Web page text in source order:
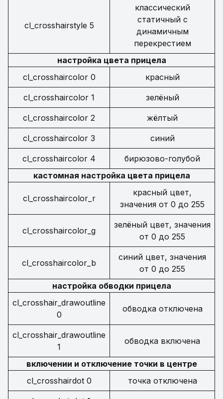
cl_crosshairstyle 5
классический
статичный с
динамичным
перекрестием
настройка цвета прицела
cl_crosshaircolor 0
красный
cl_crosshaircolor 1 зелёный
cl_crosshaircolor 2 жёлтый
cl_crosshaircolor 3 синий
cl_crosshaircolor 4
бирюзово-голубой
кастомная настройка цвета прицела
cl_crosshaircolor_r
красный цвет,
значения от 0 до 255
cl_crosshaircolor_g
зелёный цвет, значения
от 0 до 255
cl_crosshaircolor_b
синий цвет, значения
от 0 до 255
настройка обводки прицела
cl_crosshair_drawoutline
0
обводка отключена
cl_crosshair_drawoutline
1
обводка включена
включении и отключение точки в центре
cl_crosshairdot 0
точка отключена